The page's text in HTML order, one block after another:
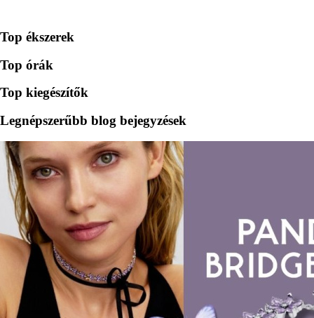
Top ékszerek
Top órák
Top kiegészítők
Legnépszerűbb blog bejegyzések